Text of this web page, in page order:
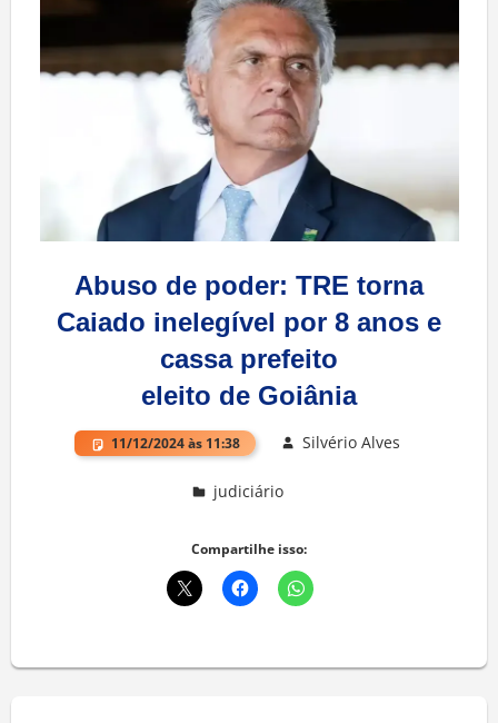
Abuso de poder: TRE torna
Caiado inelegível por 8 anos e
cassa prefeito
eleito de Goiânia
11/12/2024 às 11:38 Silvério Alves
judiciário
Compartilhe isso: